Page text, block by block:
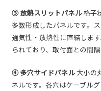
③ 放熱スリットパネル格子
多数形成したパネルです。
通気性・放熱性に直結しま
られており、取付面との間
④ 多穴サイドパネル大小の
ネルです。各穴はケーブル